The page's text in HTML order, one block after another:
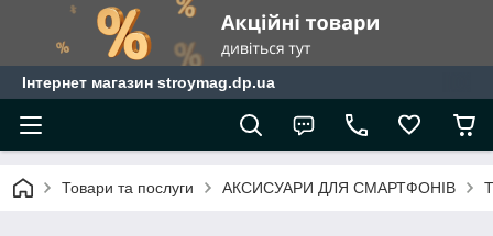
Інтернет магазин stroymag.dp.ua
Товари та послуги АКСИСУАРИ ДЛЯ СМАРТФОНІВ